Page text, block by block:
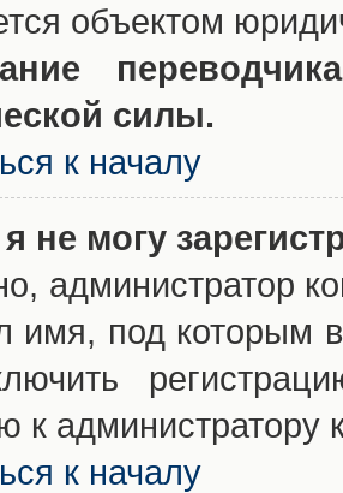
объектом
силы.
к началу
не могу
администратор
имя, под которым
к администратору
к началу